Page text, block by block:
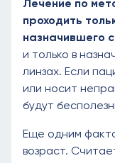
Лечение по
проходить
назначившего
и только в
линзах. Если
или носит
будут
Еще одним
возраст.